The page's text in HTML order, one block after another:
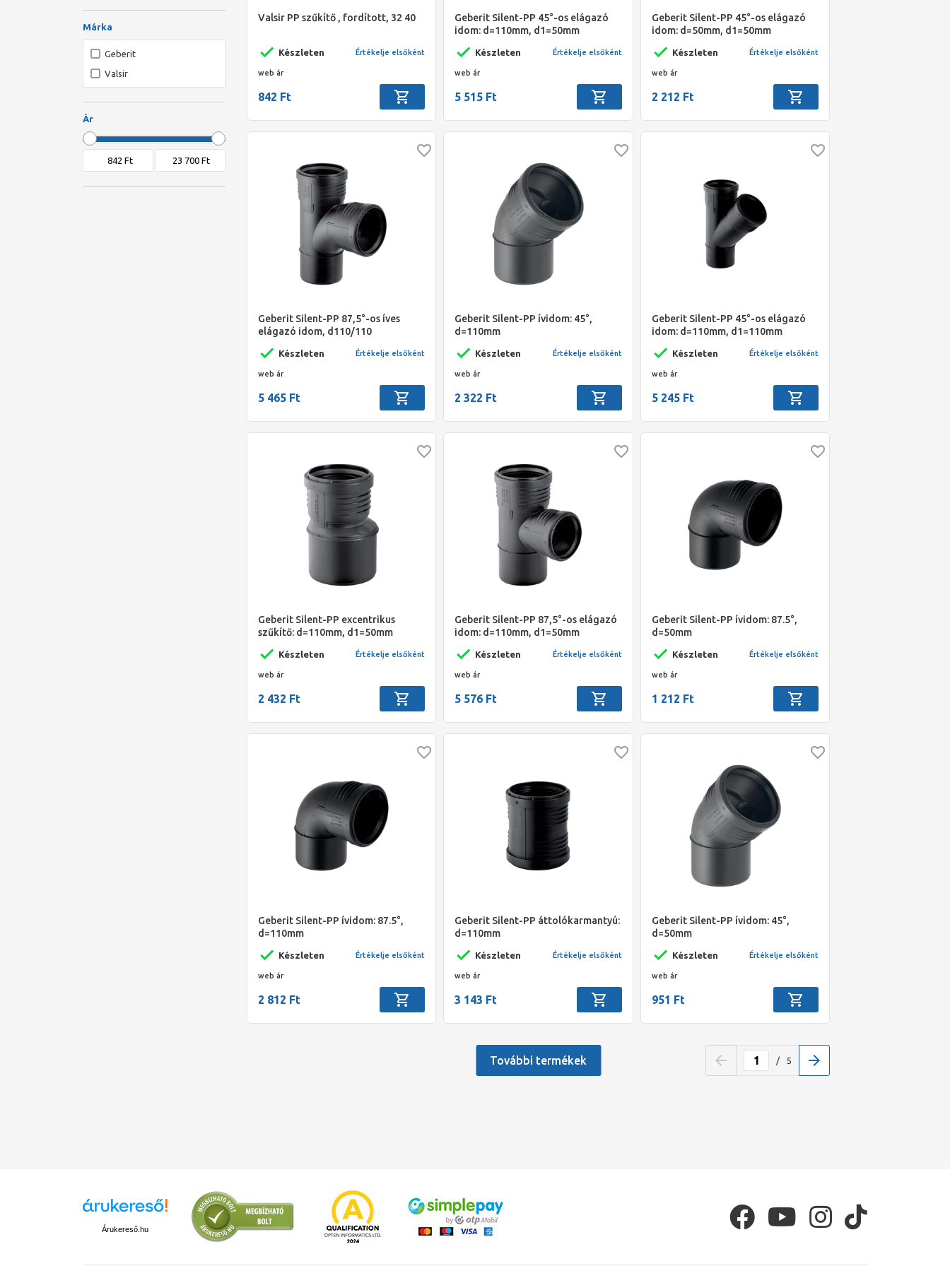
Valsir PP szűkítő , fordított, 32 40
Készleten Értékelje elsőként
web ár
842 Ft
Geberit Silent-PP 45°-os elágazó
idom: d=110mm, d1=50mm
Készleten Értékelje elsőként
web ár
5 515 Ft
Geberit Silent-PP 45°-os elágazó
idom: d=50mm, d1=50mm
Készleten Értékelje elsőként
web ár
2 212 Ft
Geberit Silent-PP 87,5°-os íves
elágazó idom, d110/110
Készleten Értékelje elsőként
web ár
5 465 Ft
Geberit Silent-PP ívidom: 45°,
d=110mm
Készleten Értékelje elsőként
web ár
2 322 Ft
Geberit Silent-PP 45°-os elágazó
idom: d=110mm, d1=110mm
Készleten Értékelje elsőként
web ár
5 245 Ft
Geberit Silent-PP excentrikus
szűkítő: d=110mm, d1=50mm
Készleten Értékelje elsőként
web ár
2 432 Ft
Geberit Silent-PP 87,5°-os elágazó
idom: d=110mm, d1=50mm
Készleten Értékelje elsőként
web ár
5 576 Ft
Geberit Silent-PP ívidom: 87.5°,
d=50mm
Készleten Értékelje elsőként
web ár
1 212 Ft
Geberit Silent-PP ívidom: 87.5°,
d=110mm
Készleten Értékelje elsőként
web ár
2 812 Ft
Geberit Silent-PP áttolókarmantyú:
d=110mm
Készleten Értékelje elsőként
web ár
3 143 Ft
Geberit Silent-PP ívidom: 45°,
d=50mm
Készleten Értékelje elsőként
web ár
951 Ft
További termékek / 5
32 mm
40/40 mm
50/32 mm
50/40 mm
Márka
Geberit
Valsir
Ár
Árukereső.hu